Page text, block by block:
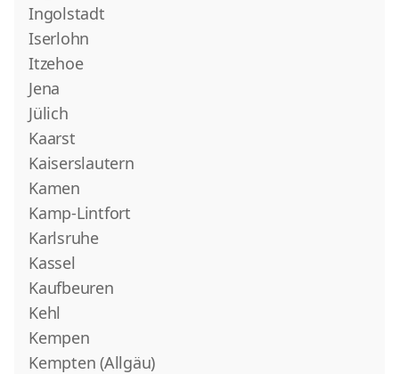
Ingolstadt
Iserlohn
Itzehoe
Jena
Jülich
Kaarst
Kaiserslautern
Kamen
Kamp-Lintfort
Karlsruhe
Kassel
Kaufbeuren
Kehl
Kempen
Kempten (Allgäu)